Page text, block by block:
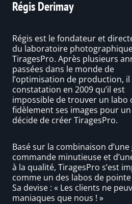
Régis Derimay
Régis est le fondateur et
du laboratoire
TiragesPro. Après plusieurs
passées dans le monde de
l’optimisation de production, il
constatation en 2009 qu’il est
impossible de trouver un labo
fidèlement ses images pour
décide de créer TiragesPro.
Basé sur la combinaison
commande minutieuse et
à la qualité, TiragesPro s’est
comme un des labos de
Sa devise : « Les clients ne
maniaques que nous ! »